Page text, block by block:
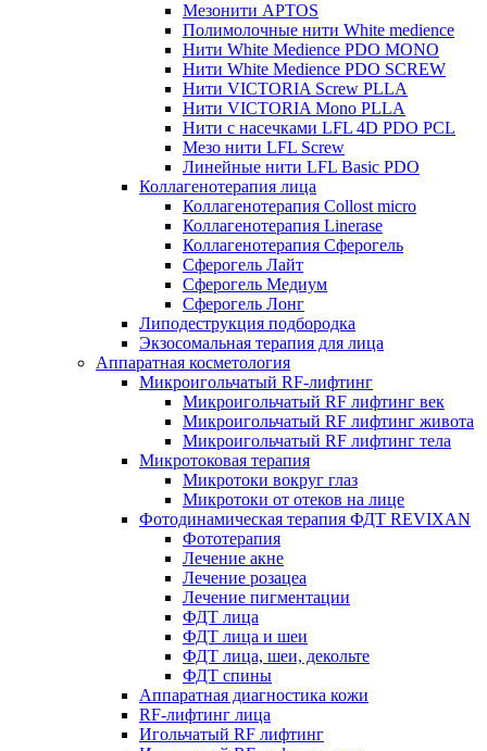
Мезонити APTOS
Полимолочные нити White medience
Нити White Medience PDO MONO
Нити White Medience PDO SCREW
Нити VICTORIA Screw PLLA
Нити VICTORIA Mono PLLA
Нити с насечками LFL 4D PDO PCL
Мезо нити LFL Screw
Линейные нити LFL Basic PDO
Коллагенотерапия лица
Коллагенотерапия Collost micro
Коллагенотерапия Linerase
Коллагенотерапия Сферогель
Сферогель Лайт
Сферогель Медиум
Сферогель Лонг
Липодеструкция подбородка
Экзосомальная терапия для лица
Аппаратная косметология
Микроигольчатый RF-лифтинг
Микроигольчатый RF лифтинг век
Микроигольчатый RF лифтинг живота
Микроигольчатый RF лифтинг тела
Микротоковая терапия
Микротоки вокруг глаз
Микротоки от отеков на лице
Фотодинамическая терапия ФДТ REVIXAN
Фототерапия
Лечение акне
Лечение розацеа
Лечение пигментации
ФДТ лица
ФДТ лица и шеи
ФДТ лица, шеи, декольте
ФДТ спины
Аппаратная диагностика кожи
RF-лифтинг лица
Игольчатый RF лифтинг